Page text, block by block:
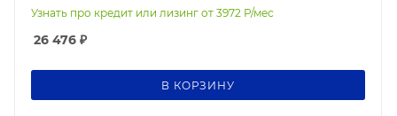
Узнать про кредит или лизинг от 3972 Р/мес
26 476 ₽
В КОРЗИНУ